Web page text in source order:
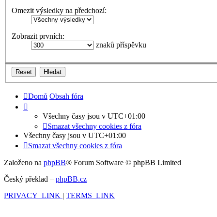
Omezit výsledky na předchozí:
Zobrazit prvních:
znaků příspěvku
Domů Obsah fóra
Všechny časy jsou v UTC+01:00
Smazat všechny cookies z fóra
Všechny časy jsou v UTC+01:00
Smazat všechny cookies z fóra
Založeno na phpBB® Forum Software © phpBB Limited
Český překlad – phpBB.cz
PRIVACY_LINK | TERMS_LINK